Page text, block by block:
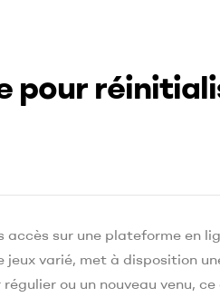
pour
accès sur une plateforme en
varié, met à disposition
ou un nouveau venu, ce